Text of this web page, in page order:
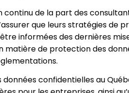
continu de la part des
que leurs stratégies de
informées des dernières
matière de protection des
confidentielles au